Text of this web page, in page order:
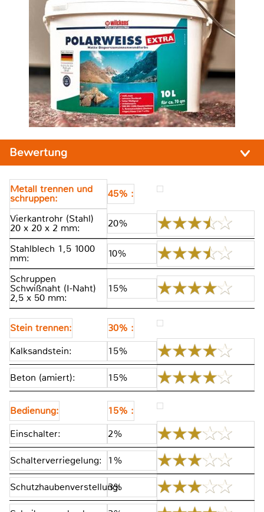
Bewertung
Metall trennen und
schruppen:
45% :
Vierkantrohr (Stahl)
20 x 20 x 2 mm: 20%
Stahlblech 1,5 1000
mm: 10%
Schruppen
Schwißnaht (I-Naht)
2,5 x 50 mm:
15%
Stein trennen:
30% :
Kalksandstein:
15%
Beton (amiert): 15%
Bedienung:
15% :
Einschalter:
2%
Schalterverriegelung: 1%
Schutzhaubenverstellung:
3%